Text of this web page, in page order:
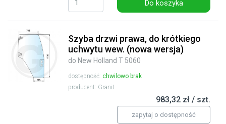
Do koszyka
Szyba drzwi prawa, do krótkiego
uchwytu wew. (nowa wersja)
do New Holland T 5060
dostępność: chwilowo brak
producent: Granit
983,32 zł / szt.
zapytaj o dostępność